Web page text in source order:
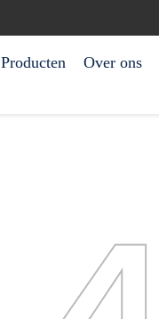
Producten Over ons